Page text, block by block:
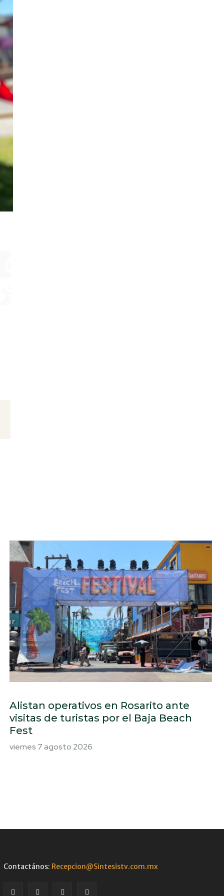
Alistan operativos en Rosarito ante
visitas de turistas por el Baja Beach
Fest
viernes 7 agosto 2026
Contactános: Recepcion@Sintesistv.com.mx